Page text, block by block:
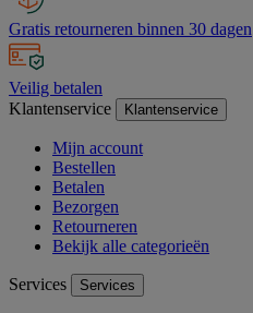
Gratis retourneren binnen 30 dagen
Veilig betalen
Klantenservice
Klantenservice
Mijn account
Bestellen
Betalen
Bezorgen
Retourneren
Bekijk alle categorieën
Services Services